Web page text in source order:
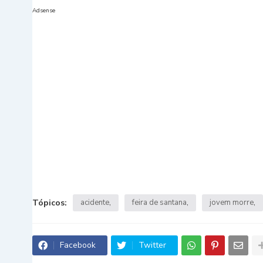
Adsense
Tópicos: acidente feira de santana jovem morre
Facebook Twitter